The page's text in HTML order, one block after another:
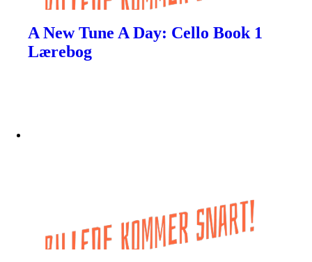
A New Tune A Day: Cello Book 1
Lærebog